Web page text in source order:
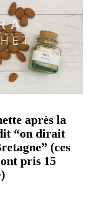
après la
“on dirait
(ces
pris 15